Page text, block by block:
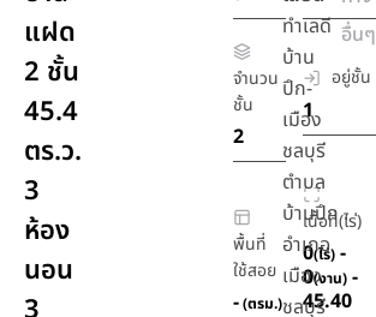
แฝด
2 ชั้น
45.4
ตร.ว.
3
ห้อง
นอน
จำนวน
ชั้น
2
อยู่ชั้น
1
พื้นที่
ใช้สอย
-(ตรม.)
เนื้อที่(ไร่)
0(ไร่) -
0(งาน) -
45.40
ทำเลดี
บ้าน
ปึก-
เมือง
ชลบุรี
ตำบล
บ้านปึก
อำเภอ
เมือง
ชลบุรี
อื่นๆ